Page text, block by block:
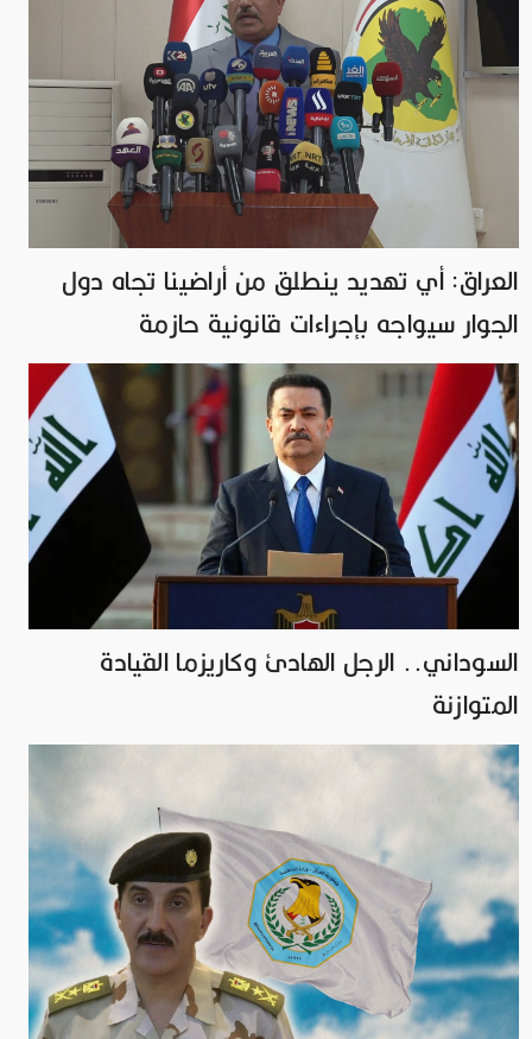
العراق: أي تهديد ينطلق من أراضينا تجاه دول
الجوار سيواجه بإجراءات قانونية حازمة
السوداني.. الرجل الهادئ وكاريزما القيادة
المتوازنة